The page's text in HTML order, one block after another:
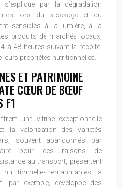
s’explique par la dégradation
lors du stockage et du
sensibles à la lumière, à la
produits de marchés locaux,
à 48 heures suivant la récolte,
leurs propriétés nutritionnelles.
ET PATRIMOINE
CŒUR DE BŒUF
F1
une vitrine exceptionnelle
la valorisation des variétés
souvent abandonnés par
pour des raisons de
au transport, présentent
nutritionnelles remarquables. La
exemple, développe des